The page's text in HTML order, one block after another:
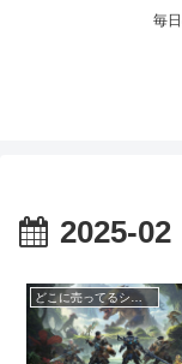
毎
2025-02
どこに売ってるシリーズ